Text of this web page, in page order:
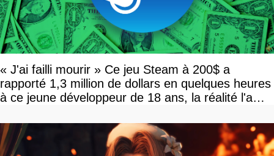
« J'ai failli mourir » Ce jeu Steam à 200$ a
rapporté 1,3 million de dollars en quelques heures
à ce jeune développeur de 18 ans, la réalité l'a